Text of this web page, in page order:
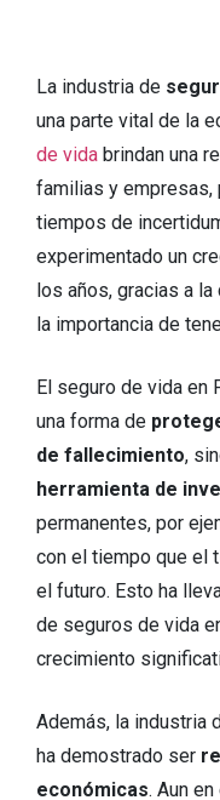
La industria de
una parte vital de la
de vida brindan una
familias y
tiempos de
experimentado un
los años, gracias a
la importancia de
El seguro de vida en
una forma de
de fallecimiento,
herramienta de
permanentes, por
con el tiempo que el
el futuro. Esto ha
de seguros de vida
crecimiento
Además, la industria
ha demostrado ser
económicas. Aun